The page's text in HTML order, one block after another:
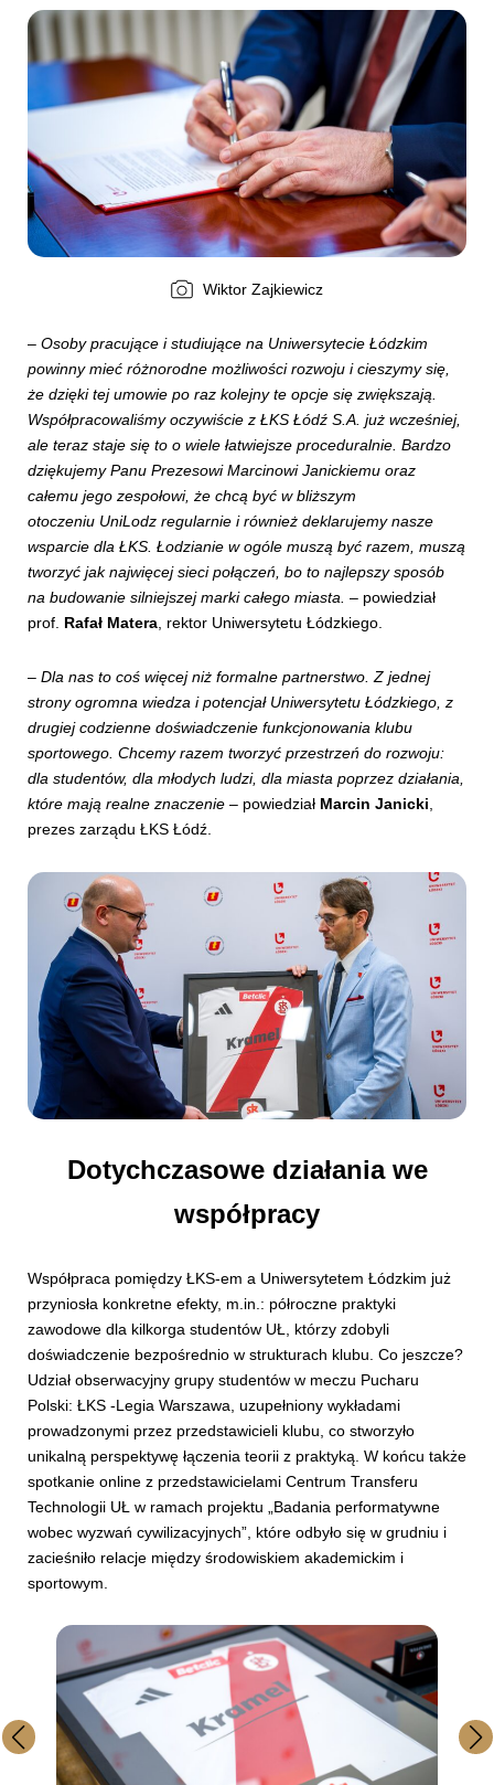
Wiktor Zajkiewicz
– Osoby pracujące i studiujące na Uniwersytecie Łódzkim
powinny mieć różnorodne możliwości rozwoju i cieszymy się,
że dzięki tej umowie po raz kolejny te opcje się zwiększają.
Współpracowaliśmy oczywiście z ŁKS Łódź S.A. już wcześniej,
ale teraz staje się to o wiele łatwiejsze proceduralnie. Bardzo
dziękujemy Panu Prezesowi Marcinowi Janickiemu oraz
całemu jego zespołowi, że chcą być w bliższym
otoczeniu UniLodz regularnie i również deklarujemy nasze
wsparcie dla ŁKS. Łodzianie w ogóle muszą być razem, muszą
tworzyć jak najwięcej sieci połączeń, bo to najlepszy sposób
na budowanie silniejszej marki całego miasta. – powiedział
prof. Rafał Matera , rektor Uniwersytetu Łódzkiego.
– Dla nas to coś więcej niż formalne partnerstwo. Z jednej
strony ogromna wiedza i potencjał Uniwersytetu Łódzkiego, z
drugiej codzienne doświadczenie funkcjonowania klubu
sportowego. Chcemy razem tworzyć przestrzeń do rozwoju:
dla studentów, dla młodych ludzi, dla miasta poprzez działania,
które mają realne znaczenie – powiedział Marcin Janicki,
prezes zarządu ŁKS Łódź.
Dotychczasowe działania we
współpracy
Współpraca pomiędzy ŁKS-em a Uniwersytetem Łódzkim już
przyniosła konkretne efekty, m.in.: półroczne praktyki
zawodowe dla kilkorga studentów UŁ, którzy zdobyli
doświadczenie bezpośrednio w strukturach klubu. Co jeszcze?
Udział obserwacyjny grupy studentów w meczu Pucharu
Polski: ŁKS -Legia Warszawa, uzupełniony wykładami
prowadzonymi przez przedstawicieli klubu, co stworzyło
unikalną perspektywę łączenia teorii z praktyką. W końcu także
spotkanie online z przedstawicielami Centrum Transferu
Technologii UŁ w ramach projektu „Badania performatywne
wobec wyzwań cywilizacyjnych”, które odbyło się w grudniu i
zacieśniło relacje między środowiskiem akademickim i
sportowym.